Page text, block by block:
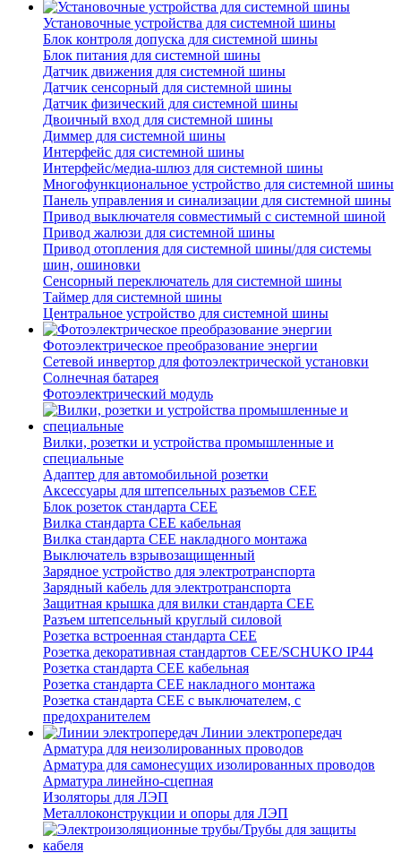
Установочные устройства для системной шины
Блок контроля допуска для системной шины
Блок питания для системной шины
Датчик движения для системной шины
Датчик сенсорный для системной шины
Датчик физический для системной шины
Двоичный вход для системной шины
Диммер для системной шины
Интерфейс для системной шины
Интерфейс/медиа-шлюз для системной шины
Многофункциональное устройство для системной шины
Панель управления и синализации для системной шины
Привод выключателя совместимый с системной шиной
Привод жалюзи для системной шины
Привод отопления для системной шины/для системы
шин, ошиновки
Сенсорный переключатель для системной шины
Таймер для системной шины
Центральное устройство для системной шины
Фотоэлектрическое преобразование энергии
Сетевой инвертор для фотоэлектрической установки
Солнечная батарея
Фотоэлектрический модуль
Вилки, розетки и устройства промышленные и
специальные
Адаптер для автомобильной розетки
Аксессуары для штепсельных разъемов CEE
Блок розеток стандарта CEE
Вилка стандарта CEE кабельная
Вилка стандарта CEE накладного монтажа
Выключатель взрывозащищенный
Зарядное устройство для электротранспорта
Зарядный кабель для электротранспорта
Защитная крышка для вилки стандарта CEE
Разъем штепсельный круглый силовой
Розетка встроенная стандарта CEE
Розетка декоративная стандартов CEE/SCHUKO IP44
Розетка стандарта СЕЕ кабельная
Розетка стандарта СЕЕ накладного монтажа
Розетка стандарта СЕЕ с выключателем, с
предохранителем
Линии электропередач
Арматура для неизолированных проводов
Арматура для самонесущих изолированных проводов
Арматура линейно-сцепная
Изоляторы для ЛЭП
Металлоконструкции и опоры для ЛЭП